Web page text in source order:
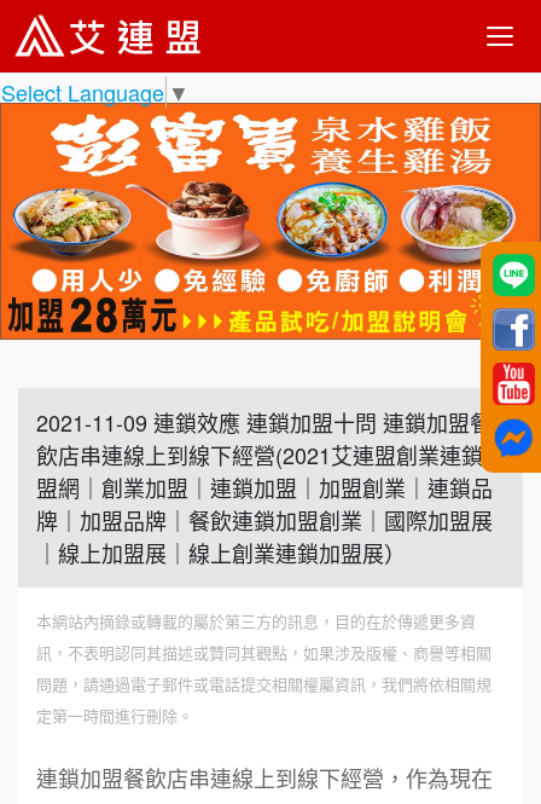
Select Language ▼
2021-11-09 連鎖效應 連鎖加盟十問 連鎖加盟餐
飲店串連線上到線下經營(2021艾連盟創業連鎖加
盟網｜創業加盟｜連鎖加盟｜加盟創業｜連鎖品
牌｜加盟品牌｜餐飲連鎖加盟創業｜國際加盟展
｜線上加盟展｜線上創業連鎖加盟展）
本網站內摘錄或轉載的屬於第三方的訊息，目的在於傳遞更多資
訊，不表明認同其描述或贊同其觀點，如果涉及版權、商譽等相關
問題，請通過電子郵件或電話提交相關權屬資訊，我們將依相關規
定第一時間進行刪除。
連鎖加盟餐飲店串連線上到線下經營，作為現在